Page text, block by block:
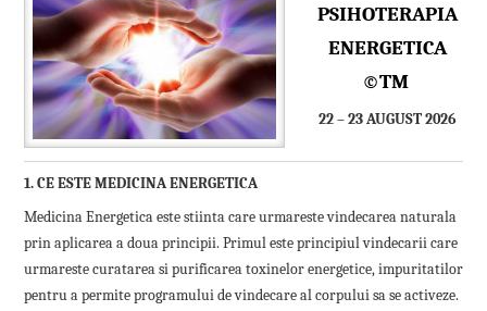
PSIHOTERAPIA
ENERGETICA
©TM
22 – 23 AUGUST 2026
1. CE ESTE MEDICINA ENERGETICA
Medicina Energetica este stiinta care urmareste vindecarea naturala
prin aplicarea a doua principii. Primul este principiul vindecarii care
urmareste curatarea si purificarea toxinelor energetice, impuritatilor
pentru a permite programului de vindecare al corpului sa se activeze.